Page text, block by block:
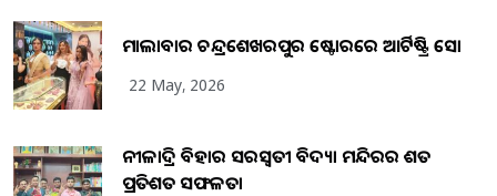
ମାଲାବାର ଚନ୍ଦ୍ରଶେଖରପୁର ଷ୍ଟୋରରେ ଆର୍ଟିଷ୍ଟ୍ରି ସୋ
22 May, 2026
ନୀଳାଦ୍ରି ବିହାର ସରସ୍ୱତୀ ବିଦ୍ୟା ମନ୍ଦିରର ଶତ
ପ୍ରତିଶତ ସଫଳତା